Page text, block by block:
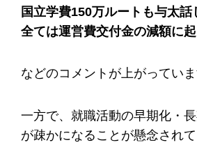
国立学費150万ルートも与太話
全ては運営費交付金の減額に起
などのコメントが上がっていま
一方で、就職活動の早期化・
が疎かになることが懸念されて